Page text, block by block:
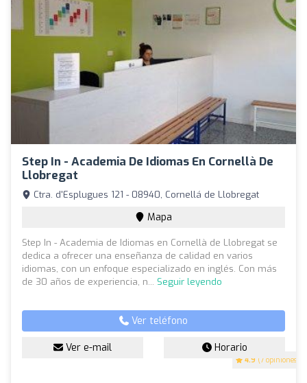
Step In - Academia De Idiomas En Cornellà De
Llobregat
4.9 (7 opiniones)
Ctra. d'Esplugues 121 - 08940, Cornellá de Llobregat
Mapa
Step In - Academia de Idiomas en Cornellà de Llobregat se
dedica a ofrecer una enseñanza de calidad en varios
idiomas, con un enfoque especializado en inglés. Con más
de 30 años de experiencia, n... Seguir leyendo
Ver teléfono
Ver e-mail Horario